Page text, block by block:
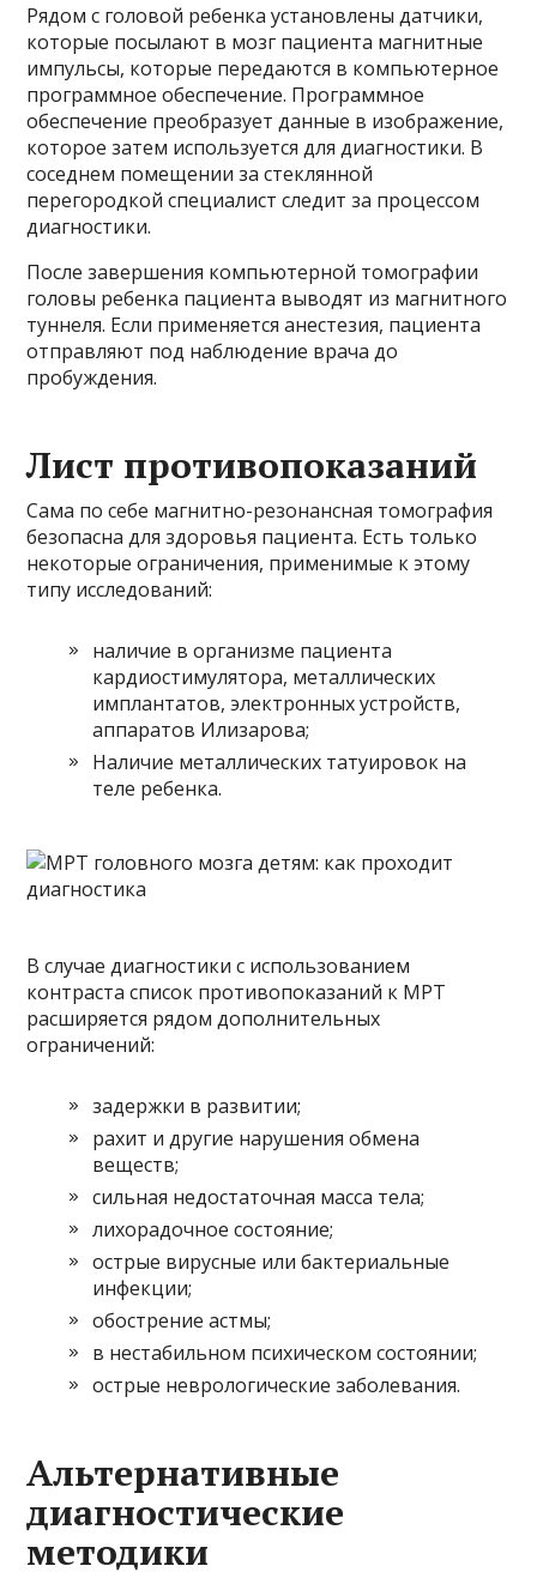
Рядом с головой ребенка установлены датчики,
которые посылают в мозг пациента магнитные
импульсы, которые передаются в компьютерное
программное обеспечение. Программное
обеспечение преобразует данные в изображение,
которое затем используется для диагностики. В
соседнем помещении за стеклянной
перегородкой специалист следит за процессом
диагностики.
После завершения компьютерной томографии
головы ребенка пациента выводят из магнитного
туннеля. Если применяется анестезия, пациента
отправляют под наблюдение врача до
пробуждения.
Лист противопоказаний
Сама по себе магнитно-резонансная томография
безопасна для здоровья пациента. Есть только
некоторые ограничения, применимые к этому
типу исследований:
наличие в организме пациента
кардиостимулятора, металлических
имплантатов, электронных устройств,
аппаратов Илизарова;
Наличие металлических татуировок на
теле ребенка.
В случае диагностики с использованием
контраста список противопоказаний к МРТ
расширяется рядом дополнительных
ограничений:
задержки в развитии;
рахит и другие нарушения обмена
веществ;
сильная недостаточная масса тела;
лихорадочное состояние;
острые вирусные или бактериальные
инфекции;
обострение астмы;
в нестабильном психическом состоянии;
острые неврологические заболевания.
Альтернативные
диагностические
методики